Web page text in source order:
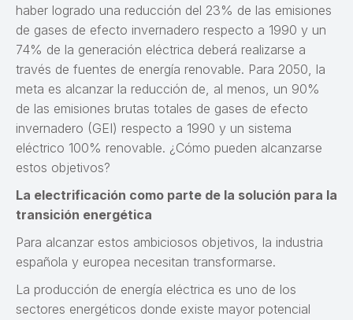
haber logrado una reducción del 23% de las emisiones
de gases de efecto invernadero respecto a 1990 y un
74% de la generación eléctrica deberá realizarse a
través de fuentes de energía renovable. Para 2050, la
meta es alcanzar la reducción de, al menos, un 90%
de las emisiones brutas totales de gases de efecto
invernadero (GEI) respecto a 1990 y un sistema
eléctrico 100% renovable. ¿Cómo pueden alcanzarse
estos objetivos?
La electrificación como parte de la solución para la
transición energética
Para alcanzar estos ambiciosos objetivos, la industria
española y europea necesitan transformarse.
La producción de energía eléctrica es uno de los
sectores energéticos donde existe mayor potencial